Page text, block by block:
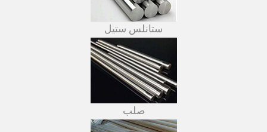
ستانلس ستيل
صلب